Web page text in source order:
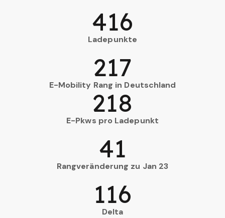
Ladepunkte
416
E-Mobility Rang in Deutschland
217
E-Pkws pro Ladepunkt
218
Rangveränderung zu Jan 23
41
Delta
116